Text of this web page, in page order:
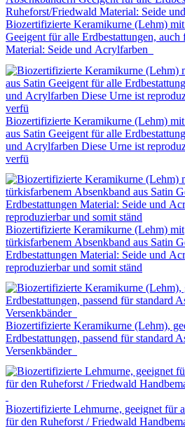
Biozertifizierte Keramikurne (Lehm)
Geeigent für alle Erdbestattungen,
Material: Seide und Acrylfarben
Biozertifizierte Keramikurne (Lehm)
aus Satin Geeigent für alle
und Acrylfarben Diese Urne ist
verfü
Biozertifizierte Keramikurne (Lehm) mit
türkisfarbenem Absenkband aus Satin
Erdbestattungen Material: Seide und
reproduzierbar und somit ständ
Biozertifizierte Keramikurne (Lehm),
Erdbestattungen, passend für standard
Versenkbänder
Biozertifizierte Lehmurne, geeignet für
für den Ruheforst / Friedwald